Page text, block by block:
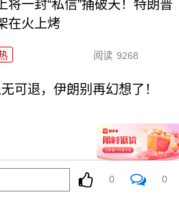
将一封“私信”捅破天！特朗普
在火上烤
阅读 9268
可退，伊朗别再幻想了！
6919 08-02
0 0